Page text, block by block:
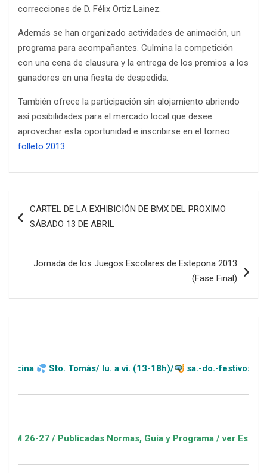
correcciones de D. Félix Ortiz Lainez.
Además se han organizado actividades de animación, un
programa para acompañantes. Culmina la competición
con una cena de clausura y la entrega de los premios a los
ganadores en una fiesta de despedida.
También ofrece la participación sin alojamiento abriendo
así posibilidades para el mercado local que desee
aprovechar esta oportunidad e inscribirse en el torneo.
folleto 2013
de
CARTEL DE LA EXHIBICIÓN DE BMX DEL PROXIMO
SÁBADO 13 DE ABRIL
Jornada de los Juegos Escolares de Estepona 2013
(Fase Final)
Sto. Tomás/ lu. a vi. (13-18h)/ sa.-do.-festivos (11-20h)
/ Publicadas Normas, Guía y Programa / ver Escuelas